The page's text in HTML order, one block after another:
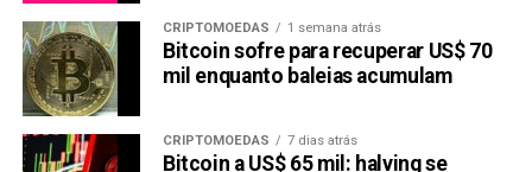
CRIPTOMOEDAS 1 semana atrás
Bitcoin sofre para recuperar US$ 70
mil enquanto baleias acumulam
CRIPTOMOEDAS 7 dias atrás
Bitcoin a US$ 65 mil: halving se